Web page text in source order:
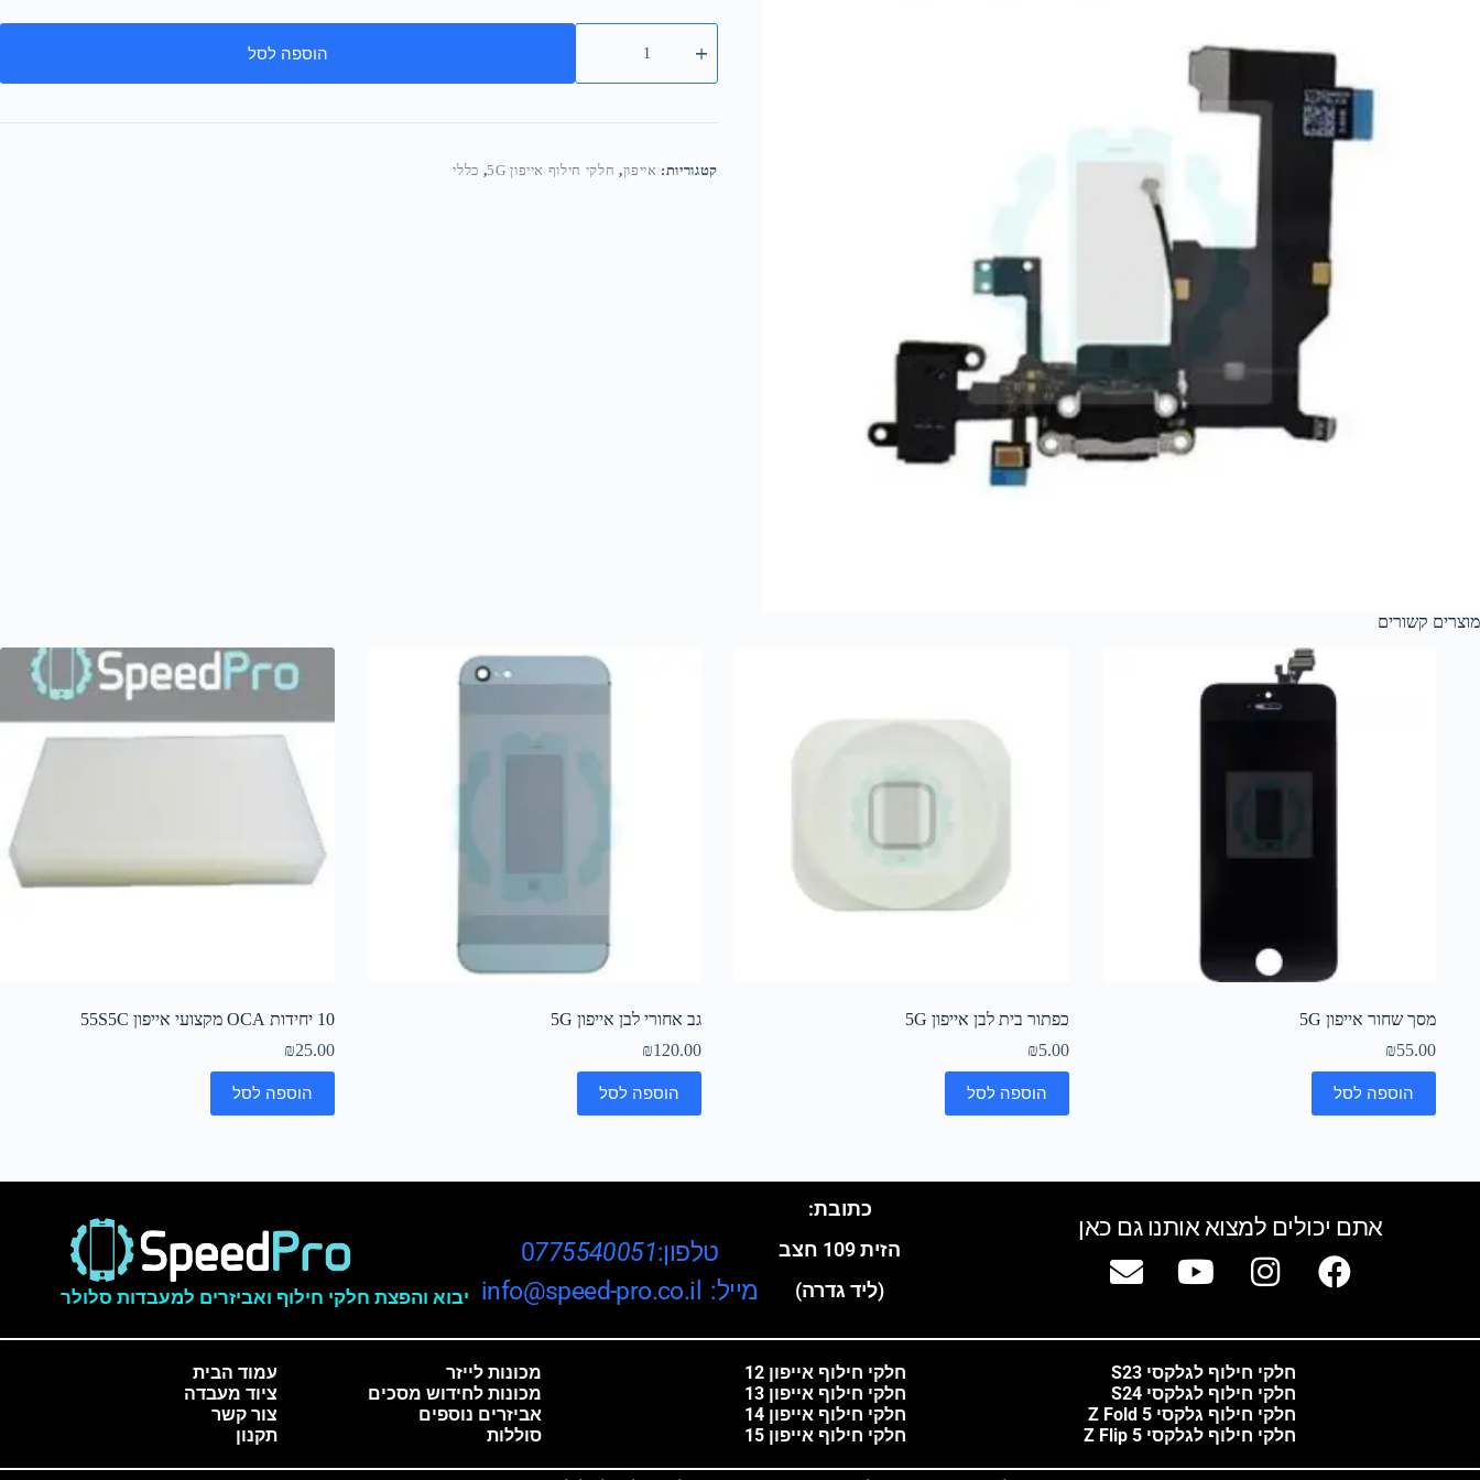
הוספה לסל
קטגוריות: אייפון, חלקי חילוף אייפון 5G , כללי
מוצרים קשורים
מסך שחור אייפון 5G
₪55.00
הוספה לסל
כפתור בית לבן אייפון 5G
₪5.00
הוספה לסל
גב אחורי לבן אייפון 5G
₪120.00
הוספה לסל
10 יחידות OCA מקצועי אייפון 55S5C
₪25.00
הוספה לסל
אתם יכולים למצוא אותנו גם כאן
יבוא והפצת חלקי חילוף ואביזרים למעבדות סלולר
טלפון:0775540051
מייל: info@speed-pro.co.il
כתובת:
הזית 109 חצב
(ליד גדרה)
עמוד הבית
ציוד מעבדה
צור קשר
תקנון
מכונות לייזר
מכונות לחידוש מסכים
אביזרים נוספים
סוללות
חלקי חילוף אייפון 12
חלקי חילוף אייפון 13
חלקי חילוף אייפון 14
חלקי חילוף אייפון 15
חלקי חילוף לגלקסי S23
חלקי חילוף לגלקסי S24
חלקי חילוף גלקסי Z Fold 5
חלקי חילוף לגלקסי Z Flip 5